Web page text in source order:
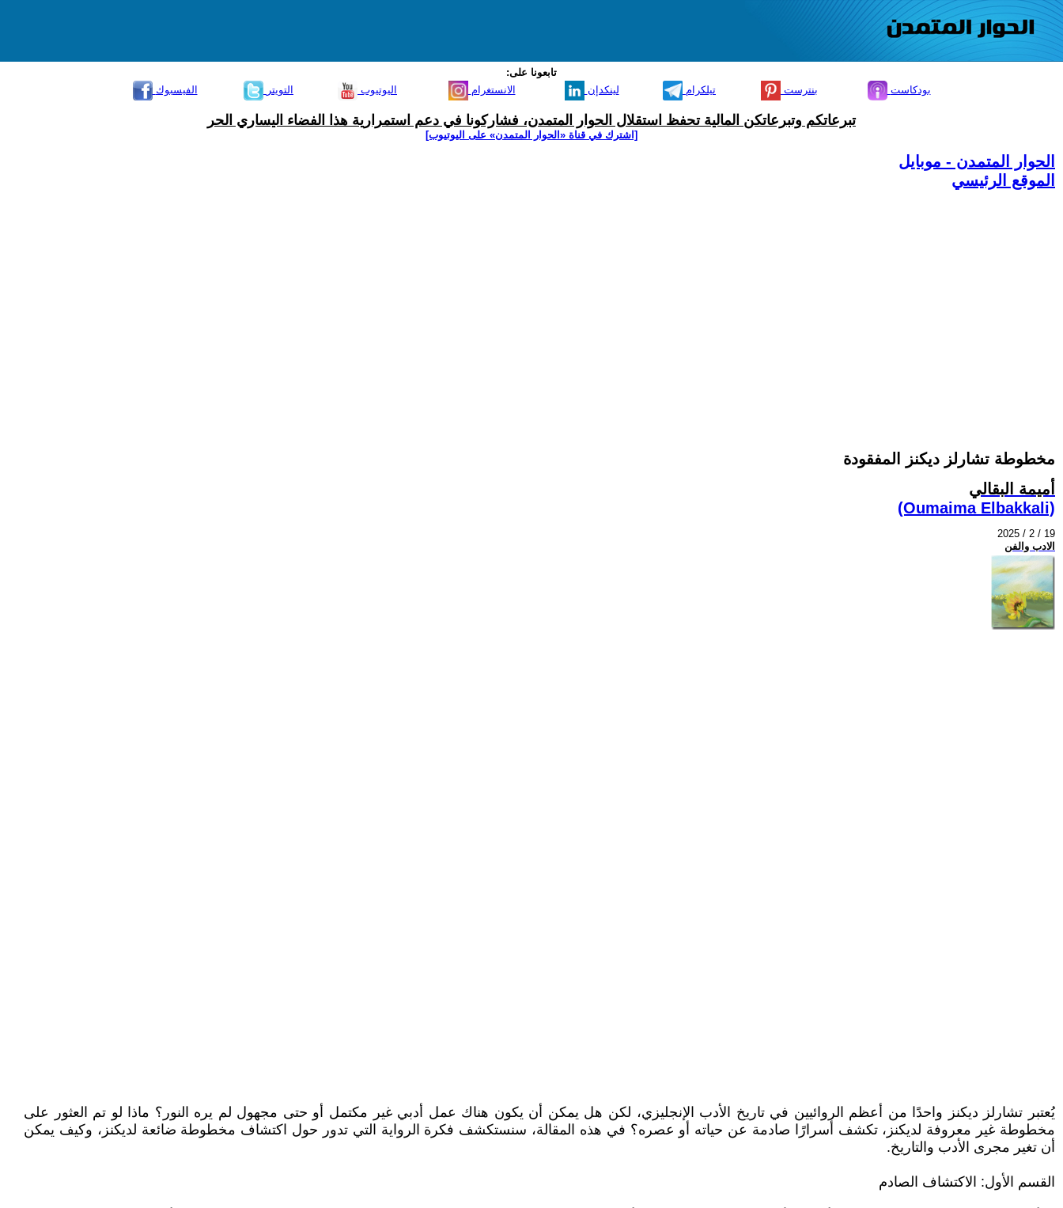
تابعونا على:
الفيسبوك
التويتر اليوتيوب الانستغرام لينكدإن تيلكرام بنترست بودكاست
تبرعاتكم وتبرعاتكن المالية تحفظ استقلال الحوار المتمدن، فشاركونا في دعم استمرارية هذا الفضاء اليساري الحر
[اشترك في قناة ‫«الحوار المتمدن» على اليوتيوب]
الحوار المتمدن - موبايل
الموقع الرئيسي
مخطوطة تشارلز ديكنز المفقودة
أميمة البقالي
(Oumaima Elbakkali)
2025 / 2 / 19
الادب والفن
يُعتبر تشارلز ديكنز واحدًا من أعظم الروائيين في تاريخ الأدب الإنجليزي، لكن هل يمكن أن يكون هناك عمل أدبي غير مكتمل أو حتى مجهول لم يره النور؟ ماذا لو تم العثور على
مخطوطة غير معروفة لديكنز، تكشف أسرارًا صادمة عن حياته أو عصره؟ في هذه المقالة، سنستكشف فكرة الرواية التي تدور حول اكتشاف مخطوطة ضائعة لديكنز، وكيف يمكن
أن تغير مجرى الأدب والتاريخ.
القسم الأول: الاكتشاف الصادم